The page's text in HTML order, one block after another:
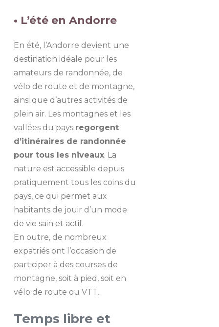
• L’été en Andorre
En été, l’Andorre devient une
destination idéale pour les
amateurs de randonnée, de
vélo de route et de montagne,
ainsi que d’autres activités de
plein air. Les montagnes et les
vallées du pays regorgent
d’itinéraires de randonnée
pour tous les niveaux. La
nature est accessible depuis
pratiquement tous les coins du
pays, ce qui permet aux
habitants de jouir d’un mode
de vie sain et actif.
En outre, de nombreux
expatriés ont l’occasion de
participer à des courses de
montagne, soit à pied, soit en
vélo de route ou VTT.
Temps libre et